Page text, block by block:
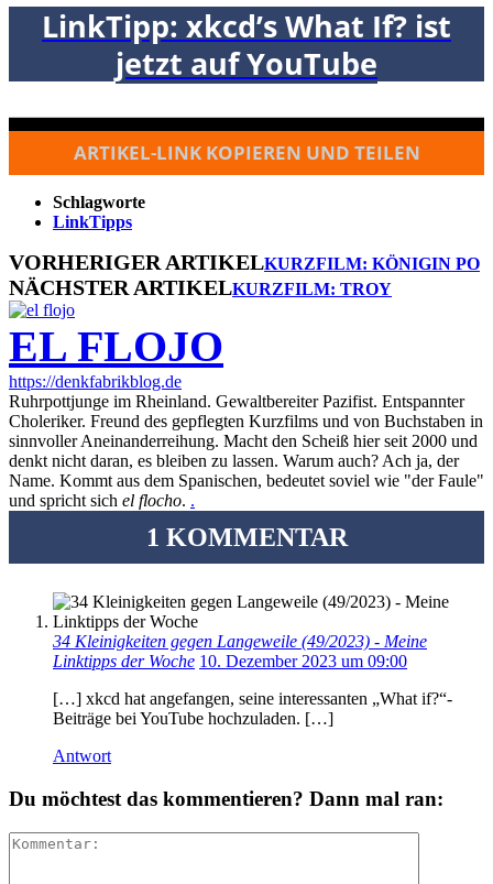
LinkTipp: xkcd’s What If? ist
jetzt auf YouTube
ARTIKEL-LINK KOPIEREN UND TEILEN
Schlagworte
LinkTipps
VORHERIGER ARTIKELKURZFILM: KÖNIGIN PO
NÄCHSTER ARTIKELKURZFILM: TROY
EL FLOJO
https://denkfabrikblog.de
Ruhrpottjunge im Rheinland. Gewaltbereiter Pazifist. Entspannter
Choleriker. Freund des gepflegten Kurzfilms und von Buchstaben in
sinnvoller Aneinanderreihung. Macht den Scheiß hier seit 2000 und
denkt nicht daran, es bleiben zu lassen. Warum auch? Ach ja, der
Name. Kommt aus dem Spanischen, bedeutet soviel wie "der Faule"
und spricht sich el flocho. .
1 KOMMENTAR
34 Kleinigkeiten gegen Langeweile (49/2023) - Meine
Linktipps der Woche 10. Dezember 2023 um 09:00
[…] xkcd hat angefangen, seine interessanten „What if?“-
Beiträge bei YouTube hochzuladen. […]
Antwort
Du möchtest das kommentieren? Dann mal ran: